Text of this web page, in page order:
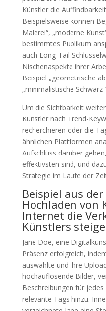
Künstler die
Beispielsweise können
Malerei“, „moderne
bestimmtes Publikum
auch Long-Tail-
Nischenaspekte ihrer
Beispiel „geometrische
„minimalistische
Um die Sichtbarkeit
Künstler nach Trend-
recherchieren oder die
ähnlichen Plattformen
Aufschluss darüber
effektivsten sind, und
Strategie im Laufe der
Beispiel aus
Hochladen von
Internet die
Künstlers
Jane Doe, eine
Präsenz erfolgreich,
auswählte und ihre
hochauflösende Bilder,
Beschreibungen für
relevante Tags hinzu.